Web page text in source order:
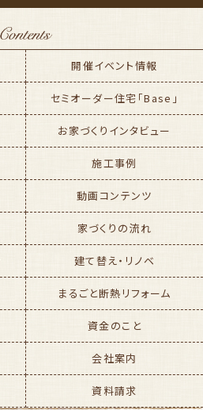
開催イベント情報
セミオーダー住宅「Base」
お家づくりインタビュー
施工事例
動画コンテンツ
家づくりの流れ
建て替え・リノベ
まるごと断熱リフォーム
資金のこと
会社案内
資料請求